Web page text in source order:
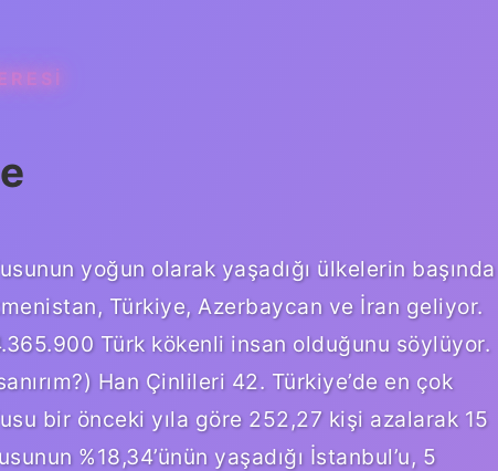
yoğun olarak yaşadığı ülkelerin başında
Türkiye, Azerbaycan ve İran geliyor.
Türk kökenli insan olduğunu söylüyor.
Han Çinlileri 42. Türkiye’de en çok
bir önceki yıla göre 252,27 kişi azalarak 15
%18,34’ünün yaşadığı İstanbul’u, 5